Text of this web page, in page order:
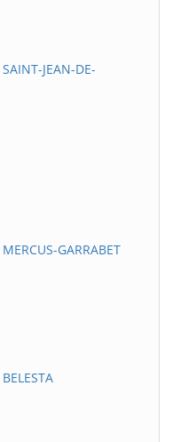
JEAN-DE-
GARRABET